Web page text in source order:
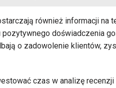
również informacji na
doświadczenia
o zadowolenie klientów,
czas w analizę